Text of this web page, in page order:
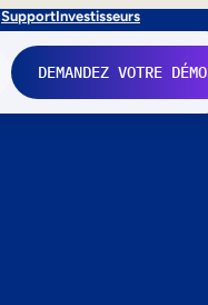
SupportInvestisseurs
DEMANDEZ VOTRE DÉMO